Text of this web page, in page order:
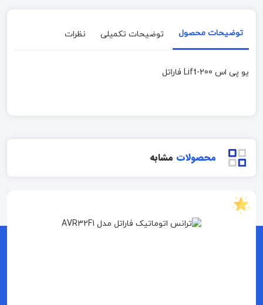
توضیحات محصول توضیحات تکمیلی نظرات
یو پی اس Lift-200 فاراتل
محصولات مشابه